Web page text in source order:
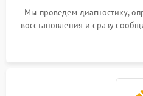
Мы проведем диагностику,
восстановления и сразу